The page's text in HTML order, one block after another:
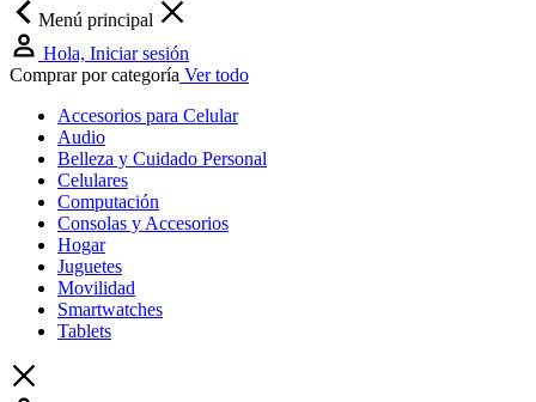
Menú principal
Hola, Iniciar sesión
Comprar por categoría Ver todo
Accesorios para Celular
Audio
Belleza y Cuidado Personal
Celulares
Computación
Consolas y Accesorios
Hogar
Juguetes
Movilidad
Smartwatches
Tablets